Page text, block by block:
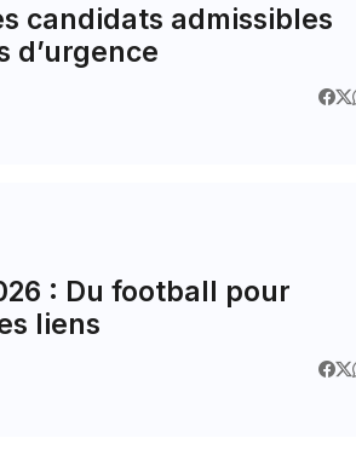
candidats admissibles
d’urgence
: Du football pour
liens